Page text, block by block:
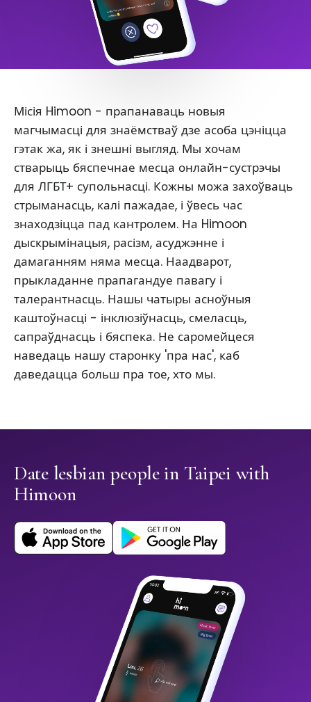
Місія Himoon - прапанаваць новыя
магчымасці для знаёмстваў дзе асоба цэніцца
гэтак жа, як і знешні выгляд. Мы хочам
стварыць бяспечнае месца онлайн-сустрэчы
для ЛГБТ+ супольнасці. Кожны можа захоўваць
стрыманасць, калі пажадае, і ўвесь час
знаходзіцца пад кантролем. На Himoon
дыскрымінацыя, расізм, асуджэнне і
дамаганням няма месца. Наадварот,
прыкладанне прапагандуе павагу і
талерантнасць. Нашы чатыры асноўныя
каштоўнасці - інклюзіўнасць, смеласць,
сапраўднасць і бяспека. Не саромейцеся
наведаць нашу старонку 'пра нас', каб
даведацца больш пра тое, хто мы.
Date lesbian people in Taipei with
Himoon